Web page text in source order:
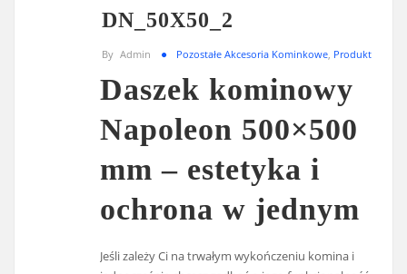
DN_50X50_2
By Admin Pozostałe Akcesoria Kominkowe Produkt
Daszek kominowy
Napoleon 500×500
mm – estetyka i
ochrona w jednym
Jeśli zależy Ci na trwałym wykończeniu komina i